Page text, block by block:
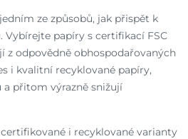
ze způsobů, jak přispět k
Vybírejte papíry s certifikací FSC
z odpovědně obhospodařovaných
i kvalitní recyklované papíry,
a přitom výrazně snižují
i recyklované varianty